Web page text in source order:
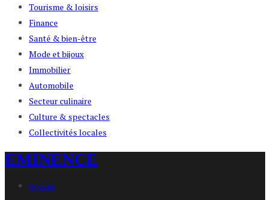
Tourisme & loisirs
Finance
Santé & bien-être
Mode et bijoux
Immobilier
Automobile
Secteur culinaire
Culture & spectacles
Collectivités locales
EMINENCE
Accueil